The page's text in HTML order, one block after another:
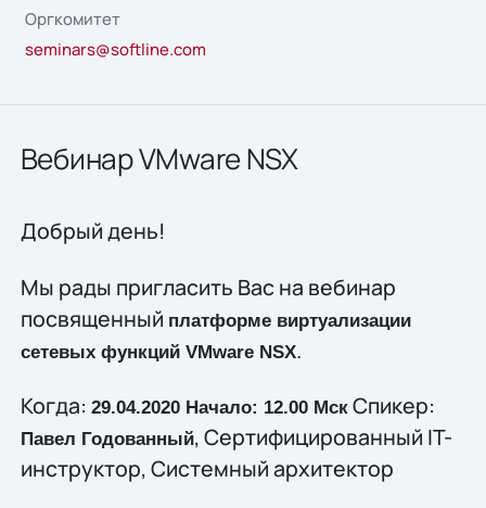
Оргкомитет
seminars@softline.com
Вебинар VMware NSX
Добрый день!
Мы рады пригласить Вас на вебинар
посвященный платформе виртуализации
сетевых функций VMware NSX.
Когда: 29.04.2020 Начало: 12.00 МскСпикер:
Павел Годованный, Сертифицированный IT-
инструктор, Системный архитектор